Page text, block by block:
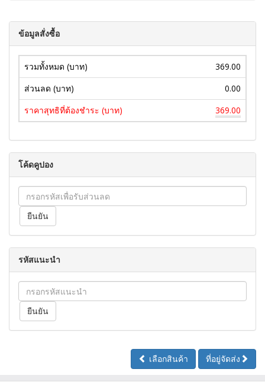
ข้อมูลสั่งซื้อ
รวมทั้งหมด (บาท)
369.00
ส่วนลด (บาท)
0.00
ราคาสุทธิที่ต้องชำระ (บาท)
369.00
โค้ดคูปอง
รหัสแนะนำ
เลือกสินค้า ที่อยู่จัดส่ง